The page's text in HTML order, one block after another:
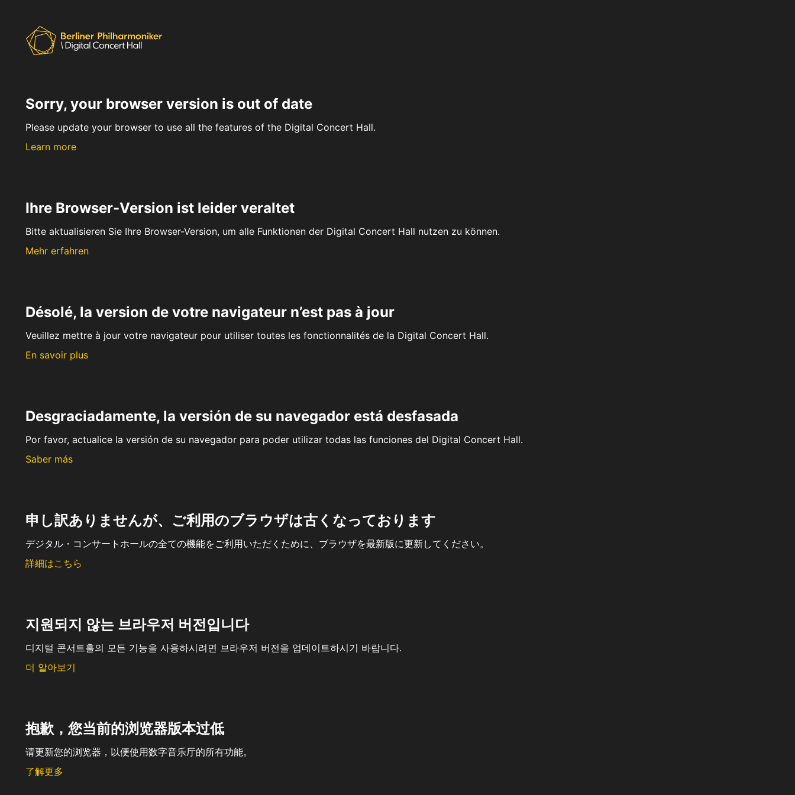
Sorry, your browser version is out of date
Please update your browser to use all the features of the Digital Concert Hall.
Learn more
Ihre Browser-Version ist leider veraltet
Bitte aktualisieren Sie Ihre Browser-Version, um alle Funktionen der Digital Concert Hall nutzen zu können.
Mehr erfahren
Désolé, la version de votre navigateur n’est pas à jour
Veuillez mettre à jour votre navigateur pour utiliser toutes les fonctionnalités de la Digital Concert Hall.
En savoir plus
Desgraciadamente, la versión de su navegador está desfasada
Por favor, actualice la versión de su navegador para poder utilizar todas las funciones del Digital Concert Hall.
Saber más
申し訳ありませんが、ご利用のブラウザは古くなっております
デジタル・コンサートホールの全ての機能をご利用いただくために、ブラウザを最新版に更新してください。
詳細はこちら
지원되지 않는 브라우저 버전입니다
디지털 콘서트홀의 모든 기능을 사용하시려면 브라우저 버전을 업데이트하시기 바랍니다.
더 알아보기
抱歉，您当前的浏览器版本过低
请更新您的浏览器，以便使用数字音乐厅的所有功能。
了解更多